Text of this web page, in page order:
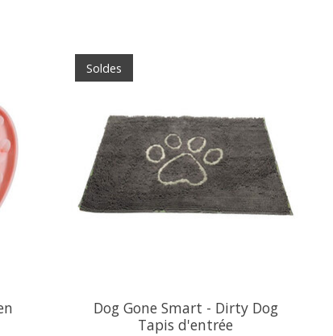
Soldes
Dog Gone Smart - Dirty Dog
Tapis d'entrée